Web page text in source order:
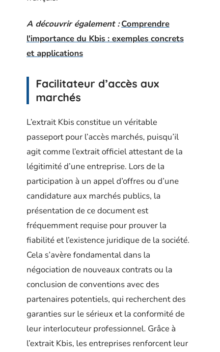
A découvrir également : Comprendre
l'importance du Kbis : exemples concrets
et applications
Facilitateur d’accès aux
marchés
L’extrait Kbis constitue un véritable
passeport pour l’accès marchés, puisqu’il
agit comme l’extrait officiel attestant de la
légitimité d’une entreprise. Lors de la
participation à un appel d’offres ou d’une
candidature aux marchés publics, la
présentation de ce document est
fréquemment requise pour prouver la
fiabilité et l’existence juridique de la société.
Cela s’avère fondamental dans la
négociation de nouveaux contrats ou la
conclusion de conventions avec des
partenaires potentiels, qui recherchent des
garanties sur le sérieux et la conformité de
leur interlocuteur professionnel. Grâce à
l’extrait Kbis, les entreprises renforcent leur